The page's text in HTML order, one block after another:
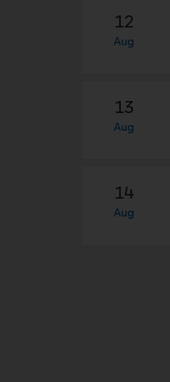
12
Aug
13
Aug
14
Aug